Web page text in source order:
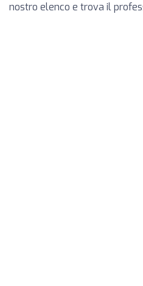
nostro elenco e trova il